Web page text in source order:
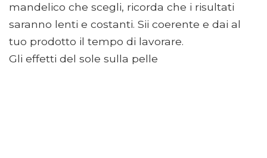
mandelico che scegli, ricorda che i risultati
saranno lenti e costanti. Sii coerente e dai al
tuo prodotto il tempo di lavorare.
Gli effetti del sole sulla pelle